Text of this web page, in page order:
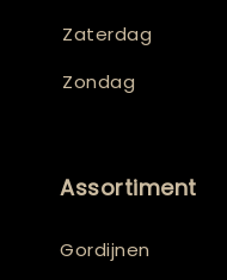
Zaterdag
Zondag
Assortiment
Gordijnen